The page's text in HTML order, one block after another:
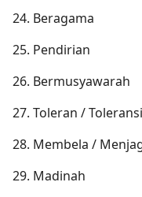
24. Beragama
25. Pendirian
26. Bermusyawarah
27. Toleran / Toleransi
28. Membela /
29. Madinah